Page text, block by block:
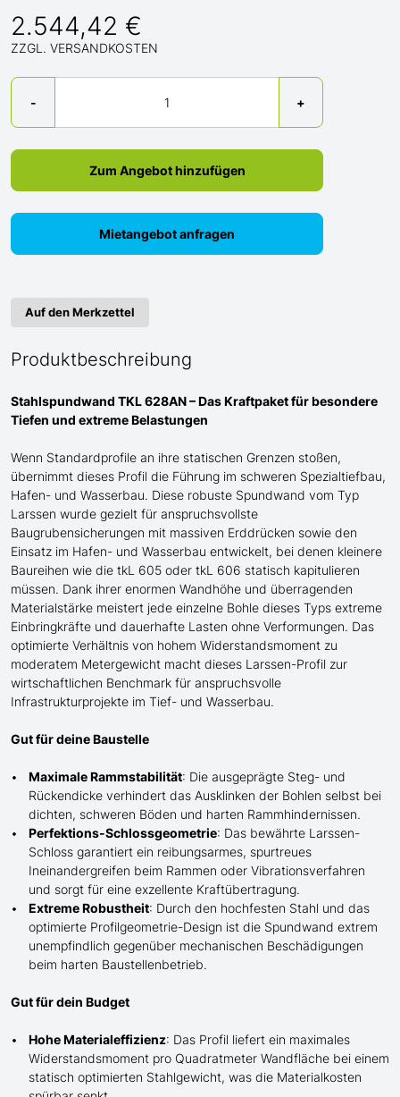
2.544,42 €
ZZGL. VERSANDKOSTEN
-
Menge
+
Zum Angebot hinzufügen
Mietangebot anfragen
Auf den Merkzettel
Produktbeschreibung
Stahlspundwand TKL 628AN – Das Kraftpaket fürbesondere
Tiefen und extreme Belastungen
Wenn Standardprofile an ihre statischen Grenzen stoßen,
übernimmt dieses Profil die Führung im schweren Spezialtiefbau,
Hafen- und Wasserbau. Diese robuste Spundwand vom Typ
Larssen wurde gezielt für anspruchsvollste
Baugrubensicherungen mit massiven Erddrücken sowie den
Einsatz im Hafen- und Wasserbau entwickelt, bei denen kleinere
Baureihen wie die tkL 605 oder tkL 606 statisch kapitulieren
müssen. Dank ihrer enormen Wandhöhe und überragenden
Materialstärke meistert jede einzelne Bohle dieses Typs extreme
Einbringkräfte und dauerhafte Lasten ohne Verformungen. Das
optimierte Verhältnis von hohem Widerstandsmoment zu
moderatem Metergewicht macht dieses Larssen-Profil zur
wirtschaftlichen Benchmark für anspruchsvolle
Infrastrukturprojekte im Tief- und Wasserbau.
Gut für deine Baustelle
Maximale Rammstabilität: Die ausgeprägte Steg- und
Rückendicke verhindert das Ausklinken der Bohlen selbst bei
dichten, schweren Böden und harten Rammhindernissen.
Perfektions-Schlossgeometrie: Das bewährte Larssen-
Schloss garantiert ein reibungsarmes, spurtreues
Ineinandergreifen beim Rammen oder Vibrationsverfahren
und sorgt für eine exzellente Kraftübertragung.
Extreme Robustheit: Durch den hochfesten Stahl und das
optimierte Profilgeometrie-Design ist die Spundwand extrem
unempfindlich gegenüber mechanischen Beschädigungen
beim harten Baustellenbetrieb.
Gut für dein Budget
Hohe Materialeffizienz: Das Profil liefert ein maximales
Widerstandsmoment pro Quadratmeter Wandfläche bei einem
statisch optimierten Stahlgewicht, was die Materialkosten